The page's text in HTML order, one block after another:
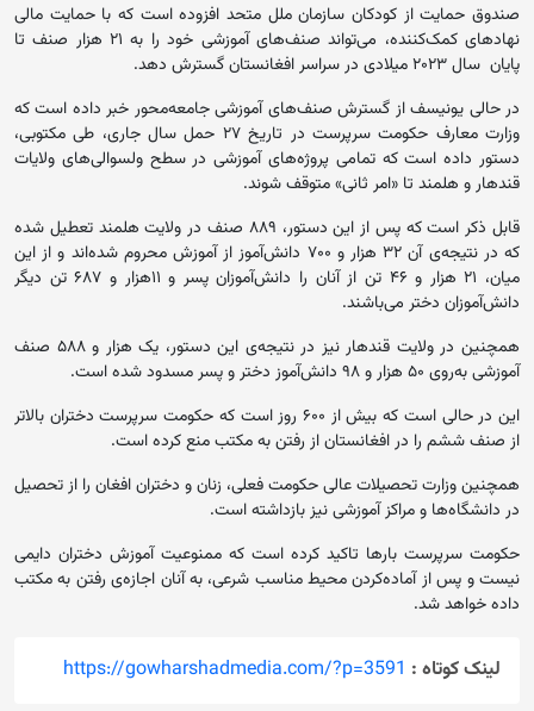
صندوق حمایت از کودکان سازمان ملل متحد افزوده است که با حمایت مالی
نهادهای کمک‌کننده، می‌تواند صنف‌های آموزشی خود را به ۲۱ هزار صنف تا
پایان سال ۲۰۲۳ میلادی در سراسر افغانستان گسترش دهد.
در حالی یونیسف از گسترش صنف‌های آموزشی جامعه‌محور خبر داده است که
وزارت معارف حکومت سرپرست در تاریخ ۲۷ حمل سال جاری، طی مکتوبی،
دستور داده است که تمامی پروژه‌های آموزشی در سطح ولسوالی‌های ولایات
قندهار و هلمند تا «امر ثانی» متوقف شوند.
قابل ذکر است که پس از این دستور، ۸۸۹ صنف در ولایت هلمند تعطیل شده
که در نتیجه‌ی آن ۳۲ هزار و ۷۰۰ دانش‌آموز از آموزش محروم شده‌اند و از این
میان، ۲۱ هزار و ۴۶ تن از آنان را دانش‌آموزان پسر و ۱۱هزار و ۶۸۷ تن دیگر
دانش‌آموزان دختر می‌باشند.
همچنین در ولایت قندهار نیز در نتیجه‌ی این دستور، یک هزار و ۵۸۸ صنف
آموزشی به‌روی ۵۰ هزار و ۹۸ دانش‌آموز دختر و پسر مسدود شده است.
این در حالی است که بیش از ۶۰۰ روز است که حکومت سرپرست دختران بالاتر
از صنف ششم را در افغانستان از رفتن به مکتب منع کرده‌ است.
همچنین وزارت تحصیلات عالی حکومت فعلی، زنان و دختران افغان را از تحصیل
در دانشگاه‌ها و مراکز آموزشی نیز بازداشته است.
حکومت سرپرست بارها تاکید کرده است که ممنوعیت آموزش دختران دایمی
نیست و پس از آماده‌کردن محیط مناسب شرعی، به آنان اجازه‌ی رفتن به مکتب
داده خواهد شد.
لینک کوتاه : https://gowharshadmedia.com/?p=3591